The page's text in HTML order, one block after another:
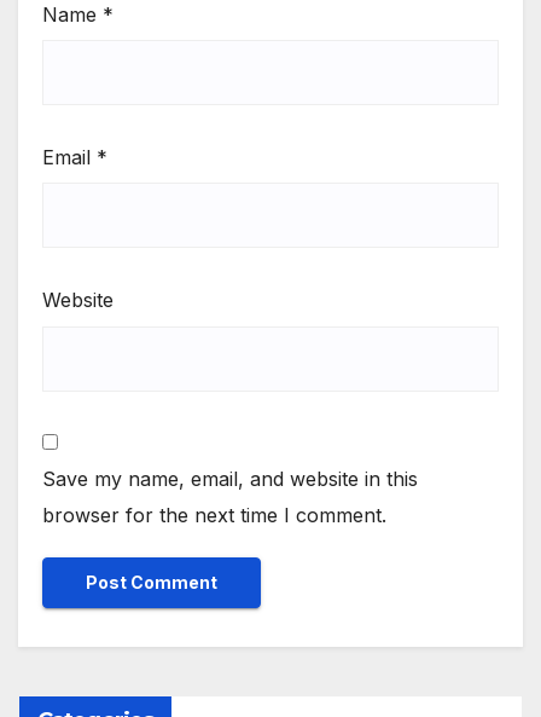
Name *
Email *
Website
Save my name, email, and website in this
browser for the next time I comment.